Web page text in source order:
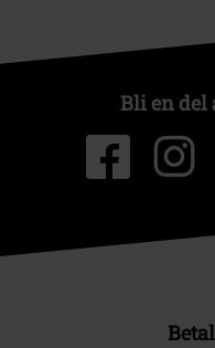
Bli en del